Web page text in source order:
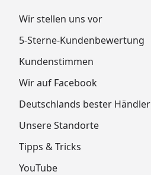
Wir stellen uns vor
5-Sterne-Kundenbewertung
Kundenstimmen
Wir auf Facebook
Deutschlands bester Händler
Unsere Standorte
Tipps & Tricks
YouTube